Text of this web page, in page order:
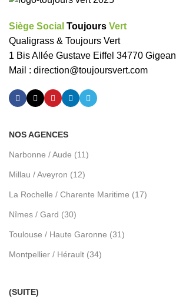
Siège Social Toujours Vert
Qualigrass & Toujours Vert
1 Bis Allée Gustave Eiffel 34770 Gigean
Mail : direction@toujoursvert.com
NOS AGENCES
Narbonne / Aude (11)
Millau / Aveyron (12)
La Rochelle / Charente Maritime (17)
Nîmes / Gard (30)
Toulouse / Haute Garonne (31)
Montpellier / Hérault (34)
(SUITE)